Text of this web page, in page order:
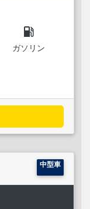
local_gas_station
ガソリン
中型車